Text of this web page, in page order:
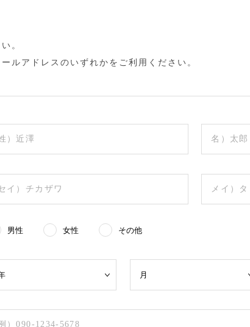
。
ルアドレスのいずれかをご利用ください。
男性 女性 その他